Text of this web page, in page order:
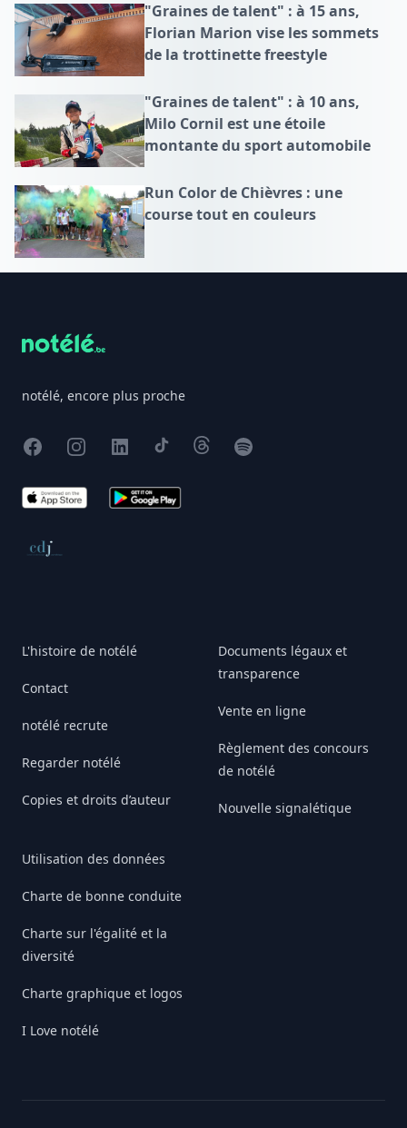
"Graines de talent" : à 15 ans,
Florian Marion vise les sommets
de la trottinette freestyle
"Graines de talent" : à 10 ans,
Milo Cornil est une étoile
montante du sport automobile
Run Color de Chièvres : une
course tout en couleurs
notélé, encore plus proche
FacebookInstagram
X TikTokThreadsSpotify
App Store Google Play
Conseil de déontologie journalistique
L'histoire de notélé
Contact
notélé recrute
Regarder notélé
Copies et droits d’auteur
Utilisation des données
Charte de bonne conduite
Charte sur l'égalité et la
diversité
Charte graphique et logos
I Love notélé
Documents légaux et
transparence
Vente en ligne
Règlement des concours
de notélé
Nouvelle signalétique